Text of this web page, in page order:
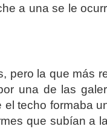
a una se le
pero la que más
una de las
el techo formaba
que subían a